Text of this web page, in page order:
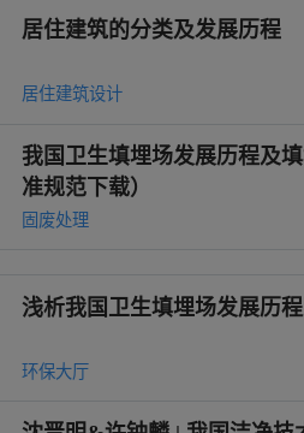
居住建筑的分类及发展历程
居住建筑设计
我国卫生填埋场发展历程及
准规范下载）
固废处理
浅析我国卫生填埋场发展历
环保大厅